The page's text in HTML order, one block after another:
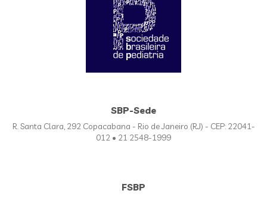
SBP-Sede
R. Santa Clara, 292 Copacabana - Rio de Janeiro (RJ) - CEP: 22041-
012 • 21 2548-1999
FSBP